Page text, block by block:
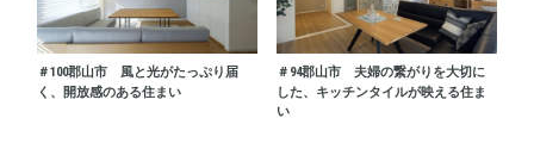
＃100郡山市 風と光がたっぷり届
く、開放感のある住まい
＃94郡山市 夫婦の繋がりを大切に
した、キッチンタイルが映える住ま
い